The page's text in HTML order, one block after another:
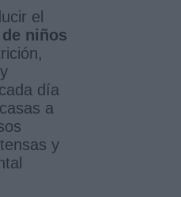
el
niños
día
a
y